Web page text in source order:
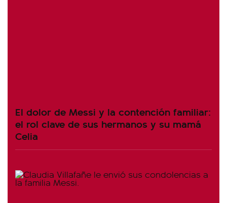
El dolor de Messi y la contención familiar:
el rol clave de sus hermanos y su mamá
Celia